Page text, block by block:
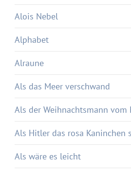
Alois Nebel
Alphabet
Alraune
Als das Meer verschwand
Als der Weihnachtsmann
Als Hitler das rosa Kaninchen
Als wäre es leicht